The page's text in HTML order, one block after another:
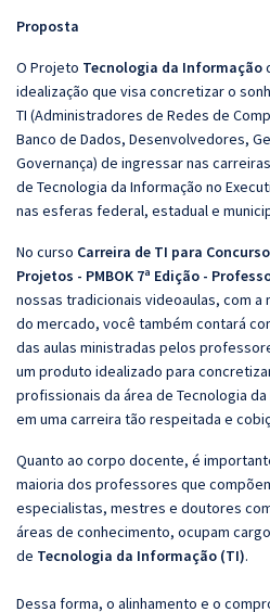
Proposta
O Projeto Tecnologia da Informação
idealização que visa concretizar o
TI (Administradores de Redes de
Banco de Dados, Desenvolvedores,
Governança) de ingressar nas
de Tecnologia da Informação no
nas esferas federal, estadual e
No curso Carreira de TI para
Projetos - PMBOK 7ª Edição -
nossas tradicionais videoaulas, com a
do mercado, você também contará
das aulas ministradas pelos
um produto idealizado para
profissionais da área de Tecnologia
em uma carreira tão respeitada e
Quanto ao corpo docente, é
maioria dos professores que
especialistas, mestres e doutores
áreas de conhecimento, ocupam
de Tecnologia da Informação (TI).
Dessa forma, o alinhamento e o